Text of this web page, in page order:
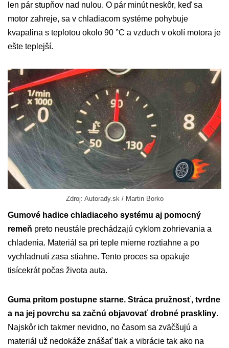
len pár stupňov nad nulou. O pár minút neskôr, keď sa
motor zahreje, sa v chladiacom systéme pohybuje
kvapalina s teplotou okolo 90 °C a vzduch v okolí motora je
ešte teplejší.
Zdroj: Autorady.sk / Martin Borko
Gumové hadice chladiaceho systému aj pomocný
remeň preto neustále prechádzajú cyklom zohrievania a
chladenia. Materiál sa pri teple mierne roztiahne a po
vychladnutí zasa stiahne. Tento proces sa opakuje
tisícekrát počas života auta.
Guma pritom postupne starne. Stráca pružnosť, tvrdne
a na jej povrchu sa začnú objavovať drobné praskliny.
Najskôr ich takmer nevidno, no časom sa zväčšujú a
materiál už nedokáže znášať tlak a vibrácie tak ako na